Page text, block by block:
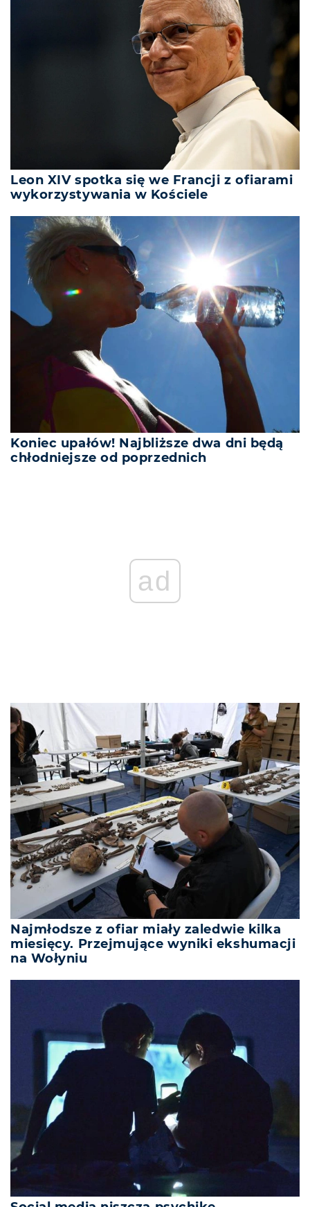
Leon XIV spotka się we Francji z ofiarami
wykorzystywania w Kościele
Koniec upałów! Najbliższe dwa dni będą
chłodniejsze od poprzednich
ad
Najmłodsze z ofiar miały zaledwie kilka
miesięcy. Przejmujące wyniki ekshumacji
na Wołyniu